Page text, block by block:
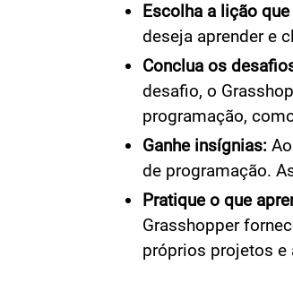
Escolha a lição
deseja aprender e
Conclua os
desafio, o
programação,
Ganhe insígnias:
de programação.
Pratique o que
Grasshopper
próprios projetos e